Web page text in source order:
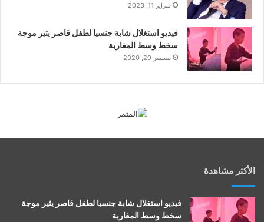
فبراير 11, 2023
فيديو استغلال شابة جنسيا لطفل قاصر يثير موجة
سخط وسط المغاربة
سبتمبر 20, 2020
الأكثر مشاهدة
فيديو استغلال شابة جنسيا لطفل قاصر يثير موجة
سخط وسط المغاربة